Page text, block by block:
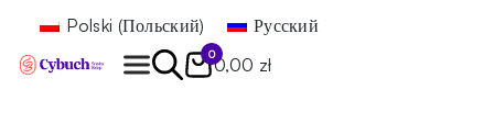
Polski (Польский) Русский
0
0,00 zł